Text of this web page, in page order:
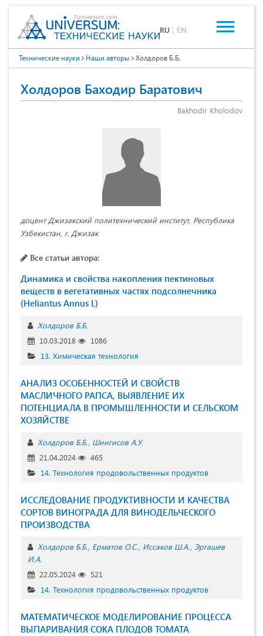
RU | EN
Технические науки Наши авторы Холдоров Б.Б.
Холдоров Баходир Баратович
Bakhodir Kholodov
доцент Джизакский политехнический институт, Республика
Узбекистан, г. Джизак
Все статьи автора:
Динамика и свойства накопления пектиновых
веществ в вегетативных частях подсолнечника
(Heliantus Annus L)
Холдоров Б.Б.
10.03.2018
1086
13. Химическая технология
АНАЛИЗ ОСОБЕННОСТЕЙ И СВОЙСТВ
МАСЛИЧНОГО РАПСА, ВЫЯВЛЕНИЕ ИХ
ПОТЕНЦИАЛА В ПРОМЫШЛЕННОСТИ И СЕЛЬСКОМ
ХОЗЯЙСТВЕ
Холдоров Б.Б. Шингисов А.У.
21.04.2024
465
14. Технология продовольственных продуктов
ИССЛЕДОВАНИЕ ПРОДУКТИВНОСТИ И КАЧЕСТВА
СОРТОВ ВИНОГРАДА ДЛЯ ВИНОДЕЛЬЧЕСКОГО
ПРОИЗВОДСТВА
Холдоров Б.Б. Ерматов О.С. Иссаков Ш.А. Эргашев
И.А.
22.05.2024
521
14. Технология продовольственных продуктов
МАТЕМАТИЧЕСКОЕ МОДЕЛИРОВАНИЕ ПРОЦЕССА
ВЫПАРИВАНИЯ СОКА ПЛОДОВ ТОМАТА